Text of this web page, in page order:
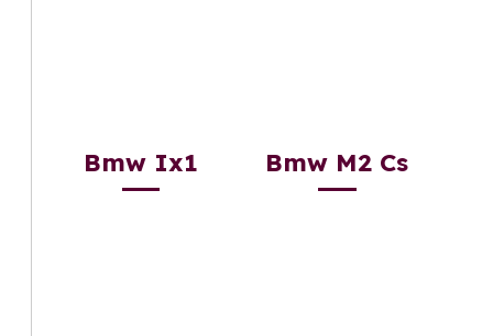
Bmw Ix1 Bmw M2 Cs